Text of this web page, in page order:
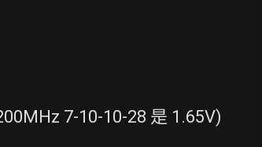
7-10-10-28 是 1.65V)